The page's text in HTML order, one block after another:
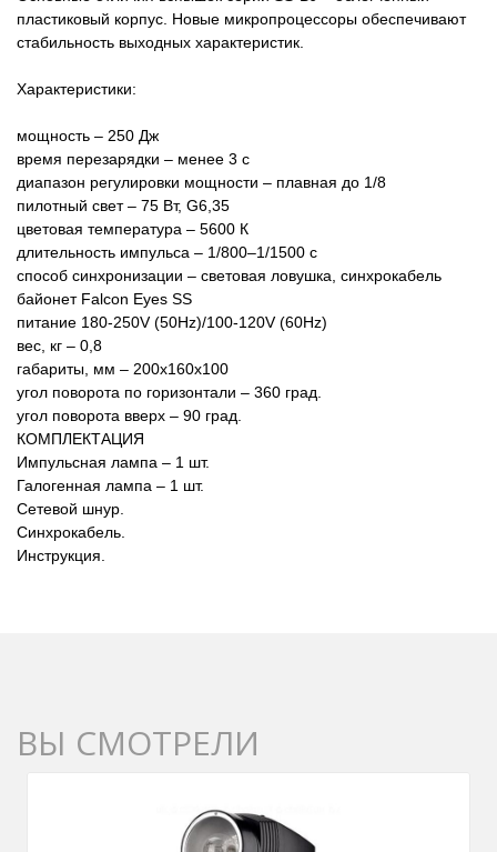
пластиковый корпус. Новые микропроцессоры обеспечивают
стабильность выходных характеристик.
Характеристики:
мощность – 250 Дж
время перезарядки – менее 3 с
диапазон регулировки мощности – плавная до 1/8
пилотный свет – 75 Вт, G6,35
цветовая температура – 5600 К
длительность импульса – 1/800–1/1500 с
способ синхронизации – световая ловушка, синхрокабель
байонет Falcon Eyes SS
питание 180-250V (50Hz)/100-120V (60Hz)
вес, кг – 0,8
габариты, мм – 200х160х100
угол поворота по горизонтали – 360 град.
угол поворота вверх – 90 град.
КОМПЛЕКТАЦИЯ
Импульсная лампа – 1 шт.
Галогенная лампа – 1 шт.
Сетевой шнур.
Синхрокабель.
Инструкция.
ВЫ СМОТРЕЛИ